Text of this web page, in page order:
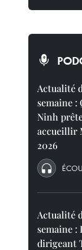
Actualité
semaine :
Ninh
accueillir
2026
Actualité
semaine :
dirigeant